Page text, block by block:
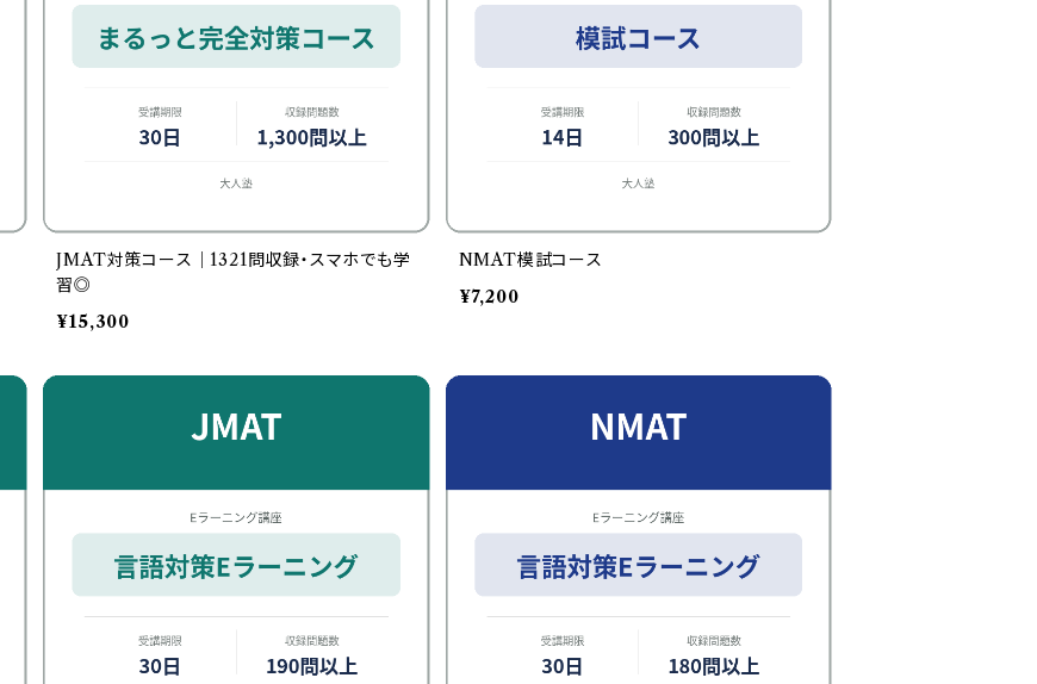
JMAT対策コース｜1321問収録・スマホでも学
習◎
¥15,300
NMAT模試コース
¥7,200